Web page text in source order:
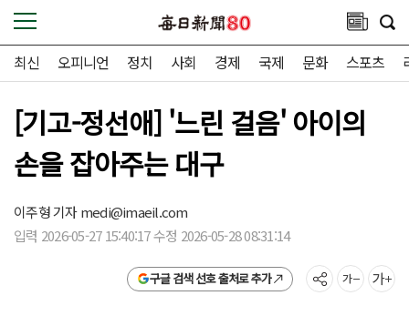
최신 오피니언 정치 사회 경제 국제 문화 스포츠
[기고-정선애] '느린 걸음' 아이의
손을 잡아주는 대구
이주형 기자medi@imaeil.com
입력 2026-05-27 15:40:17 수정 2026-05-28 08:31:14
구글 검색 선호 출처로 추가